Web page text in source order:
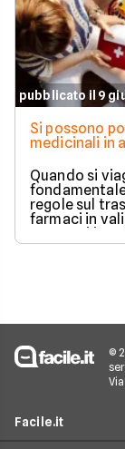
pubblicato il 9
Si possono
medicinali in
Quando si
regole sul
farmaci in
possono
©
Facile.it